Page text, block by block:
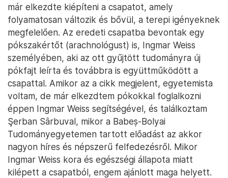
már elkezdte kiépíteni a csapatot, amely
folyamatosan változik és bővül, a terepi igényeknek
megfelelően. Az eredeti csapatba bevontak egy
pókszakértőt (arachnológust) is, Ingmar Weiss
személyében, aki az ott gyűjtött tudományra új
pókfajt leírta és továbbra is együttműködött a
csapattal. Amikor az a cikk megjelent, egyetemista
voltam, de már elkezdtem pókokkal foglalkozni
éppen Ingmar Weiss segítségével, és találkoztam
Şerban Sârbuval, mikor a Babeș-Bolyai
Tudományegyetemen tartott előadást az akkor
nagyon híres és népszerű felfedezésről. Mikor
Ingmar Weiss kora és egészségi állapota miatt
kilépett a csapatból, engem ajánlott maga helyett.